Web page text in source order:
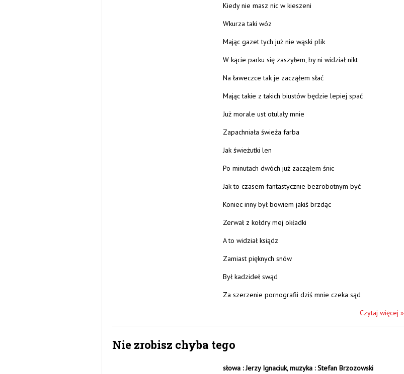
Kiedy nie masz nic w kieszeni
Wkurza taki wóz
Mając gazet tych już nie wąski plik
W kącie parku się zaszyłem, by ni widział nikt
Na ławeczce tak je zacząłem słać
Mając takie z takich biustów będzie lepiej spać
Już morale ust otulały mnie
Zapachniała świeża farba
Jak świeżutki len
Po minutach dwóch już zacząłem śnic
Jak to czasem fantastycznie bezrobotnym być
Koniec inny był bowiem jakiś brzdąc
Zerwał z kołdry mej okładki
A to widział ksiądz
Zamiast pięknych snów
Był kadzideł swąd
Za szerzenie pornografii dziś mnie czeka sąd
Czytaj więcej »
Nie zrobisz chyba tego
słowa : Jerzy Ignaciuk, muzyka : Stefan Brzozowski